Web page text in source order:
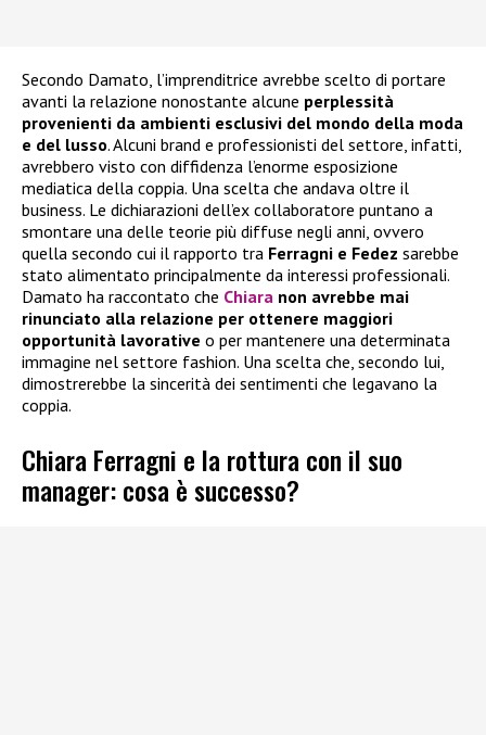
Secondo Damato, l’imprenditrice avrebbe scelto di portare
avanti la relazione nonostante alcune perplessità
provenienti da ambienti esclusivi del mondo della moda
e del lusso. Alcuni brand e professionisti del settore, infatti,
avrebbero visto con diffidenza l’enorme esposizione
mediatica della coppia. Una scelta che andava oltre il
business. Le dichiarazioni dell’ex collaboratore puntano a
smontare una delle teorie più diffuse negli anni, ovvero
quella secondo cui il rapporto tra Ferragni e Fedez sarebbe
stato alimentato principalmente da interessi professionali.
Damato ha raccontato che Chiara non avrebbe mai
rinunciato alla relazione per ottenere maggiori
opportunità lavorative o per mantenere una determinata
immagine nel settore fashion. Una scelta che, secondo lui,
dimostrerebbe la sincerità dei sentimenti che legavano la
coppia.
Chiara Ferragni e la rottura con il suo
manager: cosa è successo?